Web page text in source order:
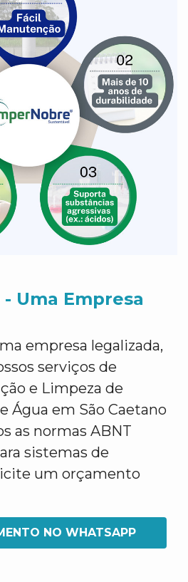
Uma Empresa
empresa legalizada,
serviços de
e Limpeza de
Água em São Caetano
as normas ABNT
sistemas de
um orçamento
NO WHATSAPP